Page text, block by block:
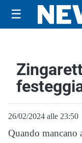
☰
26/02/2024 alle 23:50
Quando mancano